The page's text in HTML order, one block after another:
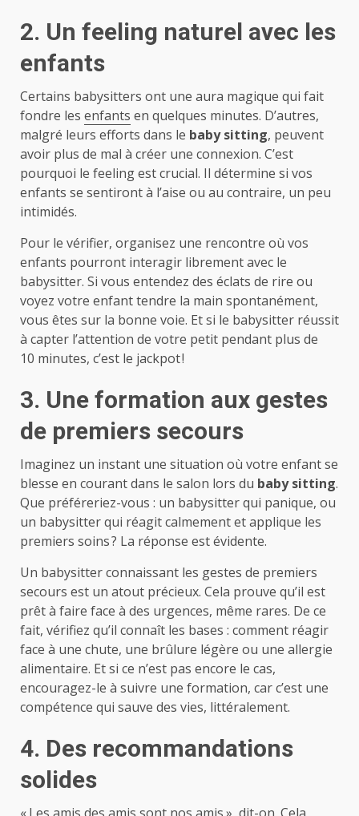
2. Un feeling naturel avec les
enfants
Certains babysitters ont une aura magique qui fait
fondre les enfants en quelques minutes. D’autres,
malgré leurs efforts dans le baby sitting, peuvent
avoir plus de mal à créer une connexion. C’est
pourquoi le feeling est crucial. Il détermine si vos
enfants se sentiront à l’aise ou au contraire, un peu
intimidés.
Pour le vérifier, organisez une rencontre où vos
enfants pourront interagir librement avec le
babysitter. Si vous entendez des éclats de rire ou
voyez votre enfant tendre la main spontanément,
vous êtes sur la bonne voie. Et si le babysitter réussit
à capter l’attention de votre petit pendant plus de
10 minutes, c’est le jackpot !
3. Une formation aux gestes
de premiers secours
Imaginez un instant une situation où votre enfant se
blesse en courant dans le salon lors du baby sitting.
Que préféreriez-vous : un babysitter qui panique, ou
un babysitter qui réagit calmement et applique les
premiers soins ? La réponse est évidente.
Un babysitter connaissant les gestes de premiers
secours est un atout précieux. Cela prouve qu’il est
prêt à faire face à des urgences, même rares. De ce
fait, vérifiez qu’il connaît les bases : comment réagir
face à une chute, une brûlure légère ou une allergie
alimentaire. Et si ce n’est pas encore le cas,
encouragez-le à suivre une formation, car c’est une
compétence qui sauve des vies, littéralement.
4. Des recommandations
solides
« Les amis des amis sont nos amis », dit-on. Cela